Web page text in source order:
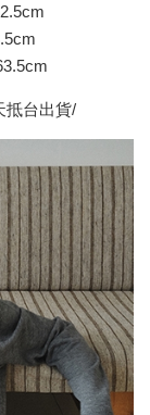
抵台出貨/